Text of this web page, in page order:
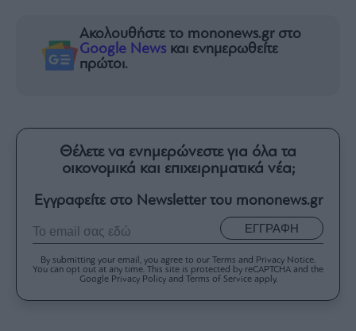
Ακολουθήστε το mononews.gr στο
Google News και ενημερωθείτε
πρώτοι.
Θέλετε να ενημερώνεστε για όλα τα
οικονομικά και επιχειρηματικά νέα;
Εγγραφείτε στο Newsletter του mononews.gr
ΕΓΓΡΑΦΗ
By submitting your email, you agree to our Terms and Privacy Notice.
You can opt out at any time. This site is protected by reCAPTCHA and the
Google Privacy Policy and Terms of Service apply.